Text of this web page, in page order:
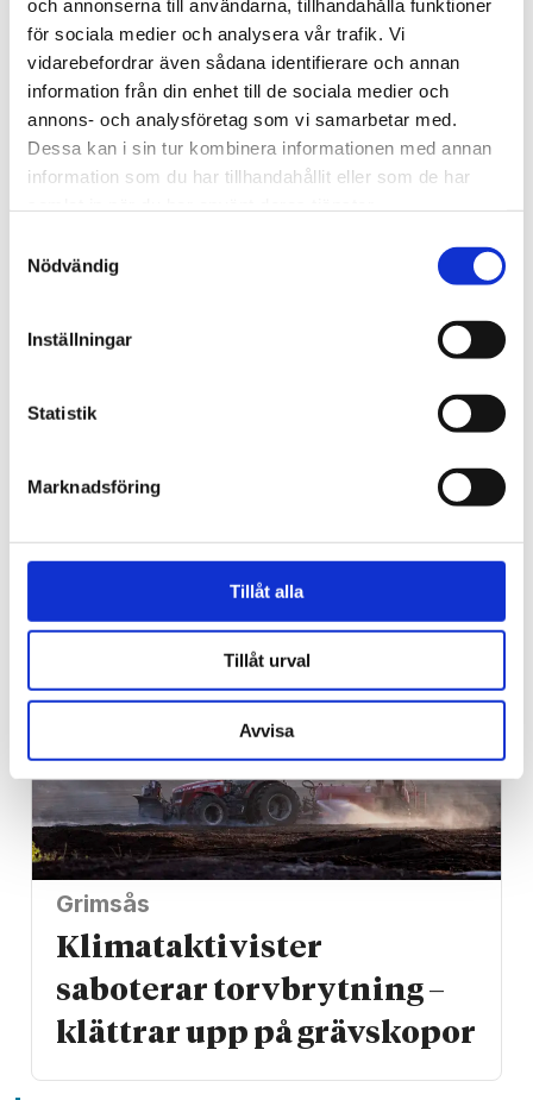
och annonserna till användarna, tillhandahålla funktioner
för sociala medier och analysera vår trafik. Vi
vidarebefordrar även sådana identifierare och annan
information från din enhet till de sociala medier och
annons- och analysföretag som vi samarbetar med.
Dessa kan i sin tur kombinera informationen med annan
information som du har tillhandahållit eller som de har
Nödvändig
Inställningar
Statistik
Marknadsföring
Tillåt alla
Tillåt urval
Avvisa
Spanien/Marocko
Uppgifter: Tusentals
migranter kvar i Ceuta
så nyttigt är superbäret
Grimsås
Klimat­aktivister
saboterar torv­brytning –
klättrar upp på gräv­skopor